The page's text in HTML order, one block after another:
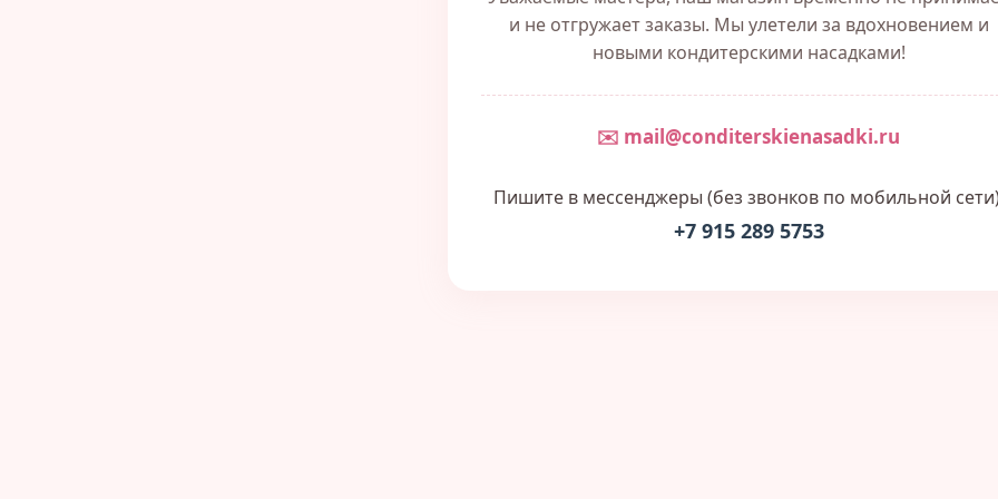
и не отгружает заказы. Мы улетели за вдохновением и
новыми кондитерскими насадками!
✉️ mail@conditerskienasadki.ru
Пишите в мессенджеры (без звонков по мобильной
+7 915 289 5753